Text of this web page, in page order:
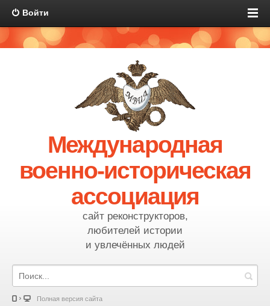
Войти
Международная
военно-историческая
ассоциация
сайт реконструкторов,
любителей истории
и увлечённых людей
Полная версия сайта